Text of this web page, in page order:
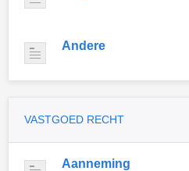
Andere
VASTGOED RECHT
Aanneming